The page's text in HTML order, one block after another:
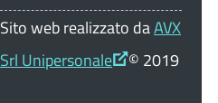
Sito web realizzato daAVX
Srl Unipersonale © 2019